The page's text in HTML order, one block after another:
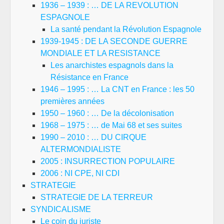
1936 – 1939 : … DE LA REVOLUTION
ESPAGNOLE
La santé pendant la Révolution Espagnole
1939-1945 : DE LA SECONDE GUERRE
MONDIALE ET LA RESISTANCE
Les anarchistes espagnols dans la
Résistance en France
1946 – 1995 : … La CNT en France : les 50
premières années
1950 – 1960 : … De la décolonisation
1968 – 1975 : … de Mai 68 et ses suites
1990 – 2010 : … DU CIRQUE
ALTERMONDIALISTE
2005 : INSURRECTION POPULAIRE
2006 : NI CPE, NI CDI
STRATEGIE
STRATEGIE DE LA TERREUR
SYNDICALISME
Le coin du juriste